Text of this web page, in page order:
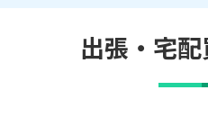
出張・宅